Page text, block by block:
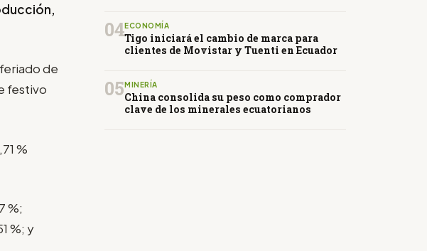
de
festivo
%
%;
%; y
04ECONOMÍA
Tigo iniciará el cambio de marca para
clientes de Movistar y Tuenti en Ecuador
05 MINERÍA
China consolida su peso como comprador
clave de los minerales ecuatorianos